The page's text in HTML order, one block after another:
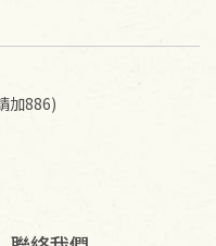
故，里仁網購無法
寄還給消費者，因而
擔。
加886)